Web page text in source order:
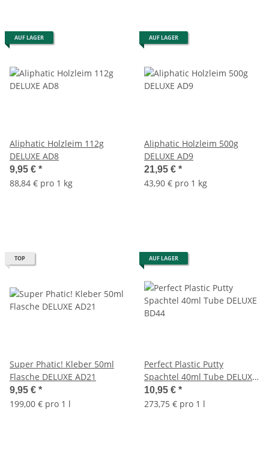
AUF LAGER
Aliphatic Holzleim 112g
DELUXE AD8
9,95 € *
88,84 € pro 1 kg
AUF LAGER
Aliphatic Holzleim 500g
DELUXE AD9
21,95 € *
43,90 € pro 1 kg
TOP
Super Phatic! Kleber 50ml
Flasche DELUXE AD21
9,95 € *
199,00 € pro 1 l
AUF LAGER
Perfect Plastic Putty
Spachtel 40ml Tube DELUXE
BD44
10,95 € *
273,75 € pro 1 l